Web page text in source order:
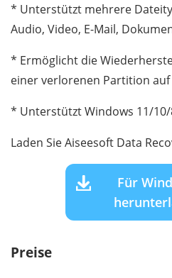
* Unterstützt mehrere
Audio, Video, E-Mail,
* Ermöglicht die
einer verlorenen Partition auf
* Unterstützt Windows 11/10/
Laden Sie Aiseesoft Data
Für
Preise